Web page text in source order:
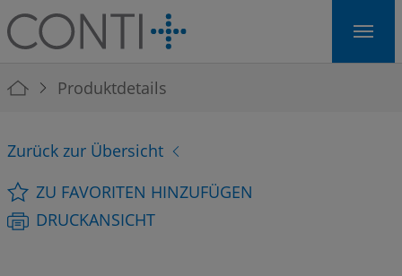
Skip to main navigation
Skip to main content
Skip to page footer
You are here:
Produktdetails
Zurück zur Übersicht
ZU FAVORITEN HINZUFÜGEN
DRUCKANSICHT